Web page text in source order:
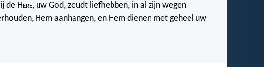
de Here, uw God, zoudt liefhebben, in al zijn wegen
Hem aanhangen, en Hem dienen met geheel uw